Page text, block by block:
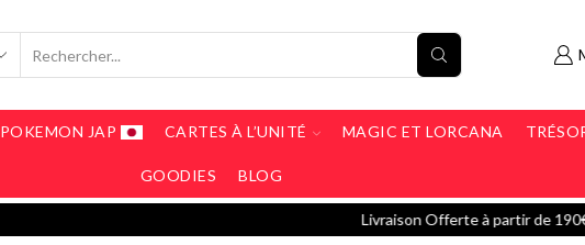
POKEMON JAP CARTES À L’UNITÉ MAGIC ET LORCANA
GOODIES BLOG
Livraison Offerte à partir de 190€ / Livraison 5€ en Mondial Relay